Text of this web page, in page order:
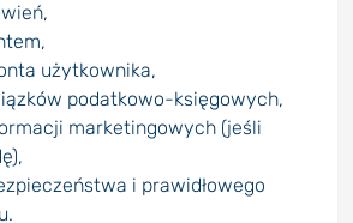
użytkownika,
podatkowo-księgowych,
marketingowych (jeśli
i prawidłowego